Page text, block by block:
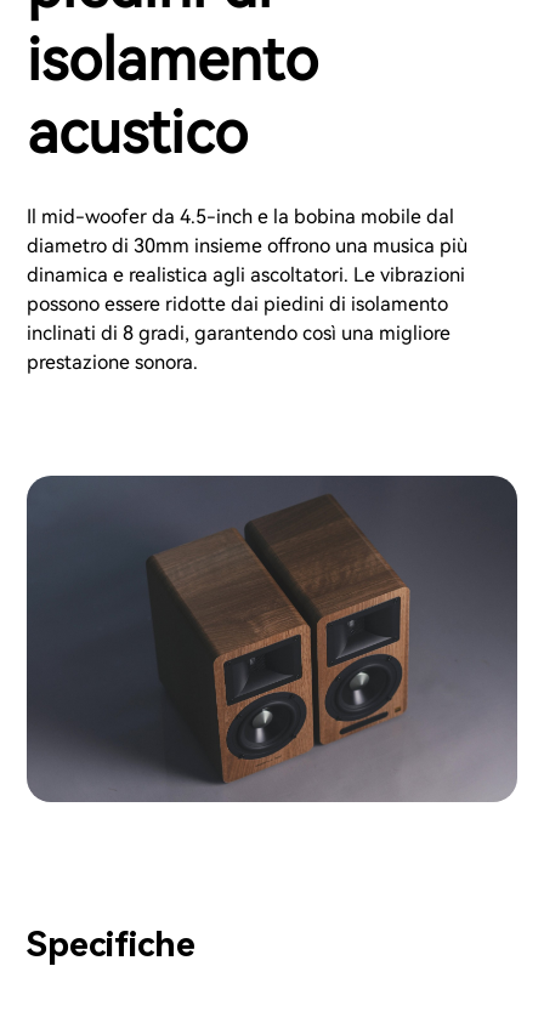
isolamento
acustico
Il mid-woofer da 4.5-inch e la bobina mobile dal
diametro di 30mm insieme offrono una musica più
dinamica e realistica agli ascoltatori. Le vibrazioni
possono essere ridotte dai piedini di isolamento
inclinati di 8 gradi, garantendo così una migliore
prestazione sonora.
Specifiche